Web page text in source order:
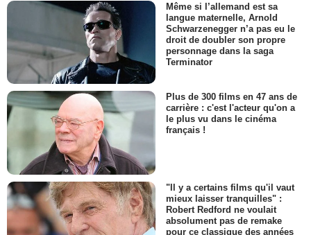
Même si l’allemand est sa
langue maternelle, Arnold
Schwarzenegger n’a pas eu le
droit de doubler son propre
personnage dans la saga
Terminator
Plus de 300 films en 47 ans de
carrière : c'est l'acteur qu'on a
le plus vu dans le cinéma
français !
"Il y a certains films qu'il vaut
mieux laisser tranquilles" :
Robert Redford ne voulait
absolument pas de remake
pour ce classique des années